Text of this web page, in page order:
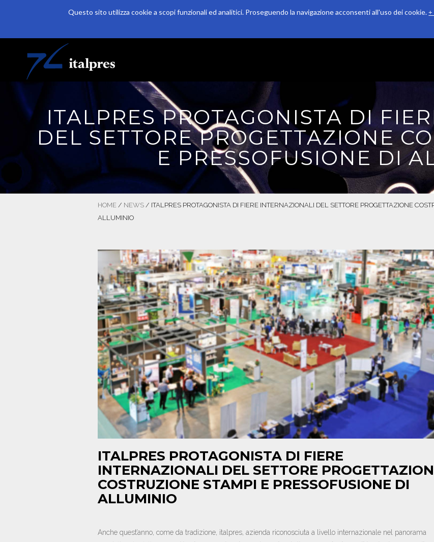
Questo sito utilizza cookie a scopi funzionali ed analitici. Proseguendo la navigazione acconsenti all'uso dei cookie. +
Salta al contenuto principale
AZIENDA PRODUZIONE
ITALPRES PROTAGONISTA DI
DEL SETTORE PROGETTAZIONE
E PRESSOFUSIONE DI
HOME / NEWS / ITALPRES PROTAGONISTA DI FIERE INTERNAZIONALI DEL SETTORE PROGETTAZIONE
ALLUMINIO
ITALPRES PROTAGONISTA DI FIERE
INTERNAZIONALI DEL SETTORE
COSTRUZIONE STAMPI E PRESSOFUSIONE DI
ALLUMINIO
Anche quest’anno, come da tradizione, italpres, azienda riconosciuta a livello internazionale nel panorama